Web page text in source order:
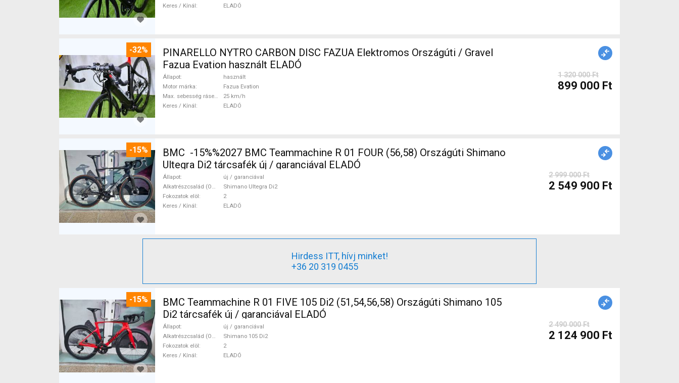
Keres / Kínál
ELADÓ
-32%
PINARELLO NYTRO CARBON DISC FAZUA Elektromos Országúti / Gravel
Fazua Evation használt ELADÓ
Állapot
használt
Motor márka
Fazua Evation
Max. sebesség rásegítéssel
25 km/h
Keres / Kínál
ELADÓ
1 320 000 Ft
899 000 Ft
-15%
BMC -15%%2027 BMC Teammachine R 01 FOUR (56,58) Országúti Shimano
Ultegra Di2 tárcsafék új / garanciával ELADÓ
Állapot
új / garanciával
Alkatrészcsalád (Outi)
Shimano Ultegra Di2
Fokozatok elöl
2
Keres / Kínál
ELADÓ
2 999 000 Ft
2 549 900 Ft
Hirdess ITT, hívj minket!
+36 20 319 0455
-15%
BMC Teammachine R 01 FIVE 105 Di2 (51,54,56,58) Országúti Shimano 105
Di2 tárcsafék új / garanciával ELADÓ
Állapot
új / garanciával
Alkatrészcsalád (Outi)
Shimano 105 Di2
Fokozatok elöl
2
Keres / Kínál
ELADÓ
2 490 000 Ft
2 124 900 Ft